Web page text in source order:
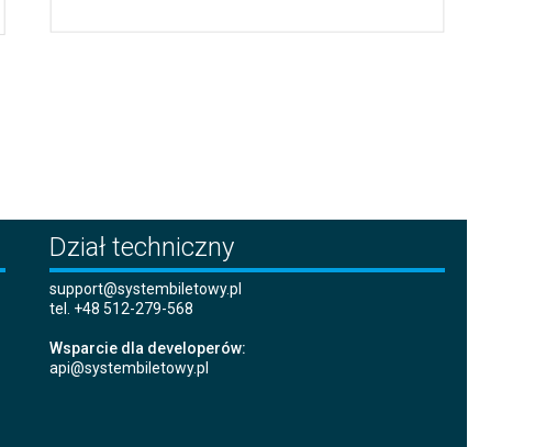
Dział techniczny
support@systembiletowy.pl
tel. +48 512-279-568
Wsparcie dla developerów:
api@systembiletowy.pl